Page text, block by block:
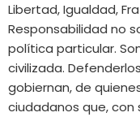
Libertad, Igualdad,
Responsabilidad no
política particular.
civilizada.
gobiernan, de
ciudadanos que, con